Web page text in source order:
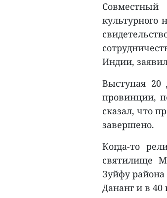
Индии,
Выступая 20
провинции,
сказал, что
завершено.
Когда-то
святилище
Зуйфу района
Дананг и в 40